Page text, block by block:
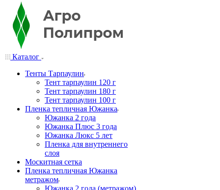
Каталог
Тенты Тарпаулин
Тент тарпаулин 120 г
Тент тарпаулин 180 г
Тент тарпаулин 100 г
Пленка тепличная Южанка
Южанка 2 года
Южанка Плюс 3 года
Южанка Люкс 5 лет
Пленка для внутреннего
слоя
Москитная сетка
Пленка тепличная Южанка
метражом
Южанка 2 года (метражом)